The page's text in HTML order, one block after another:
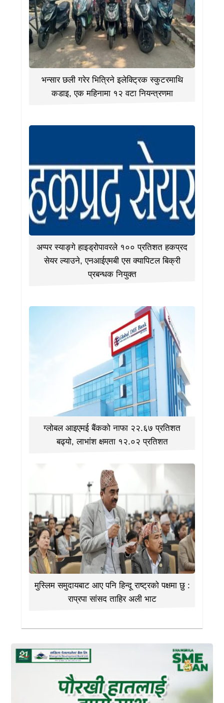
भन्सार छली गरेर भित्रिने इलेक्ट्रिक स्कुटरमाथि
कडाइ, एक महिनामा १२ वटा नियन्त्रणमा
अप्पर स्याङ्गे हाइड्रोपावरले १०० प्रतिशत हकप्रद
सेयर ल्याउने, एनआईएमबी एस क्यापिटल बिक्री
प्रबन्धक नियुक्त
ग्लोबल आइएमई बैंकको नाफा २२.६७ प्रतिशत
बढ्यो, लाभांश क्षमता १२.०२ प्रतिशत
मुस्लिम समुदायबाट आए पनि हिन्दू राष्ट्रको पक्षमा छु :
राप्रपा सांसद ताहिर अली भाट